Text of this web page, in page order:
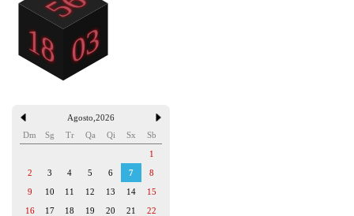
Agosto 2026
Dm
Sg Tr Qa Qi Sx
Sb
1
2
3 4 5 6 7
8
9
10 11 12 13 14
15
16
17 18 19 20 21
22